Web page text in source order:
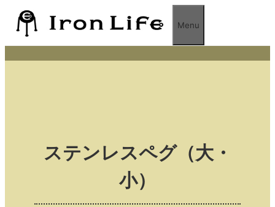
Menu
ステンレスペグ（大・
小）